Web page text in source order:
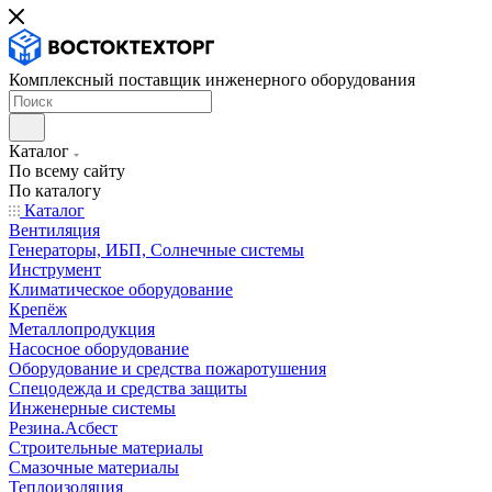
Комплексный поставщик инженерного оборудования
Каталог
По всему сайту
По каталогу
Каталог
Вентиляция
Генераторы, ИБП, Солнечные системы
Инструмент
Климатическое оборудование
Крепёж
Металлопродукция
Насосное оборудование
Оборудование и средства пожаротушения
Спецодежда и средства защиты
Инженерные системы
Резина.Асбест
Строительные материалы
Смазочные материалы
Теплоизоляция